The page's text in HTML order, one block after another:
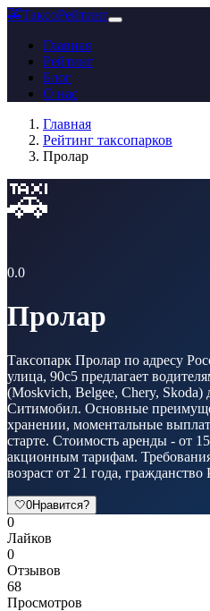
🚕ТаксоРейтинг
Главная
Рейтинг
Блог
О нас
Главная
Рейтинг таксопарков
Пролар
🚕
0.0
Пролар
Таксопарк Пролар по адресу
улица, 90с5 предлагает
(Moskvich, Belgee, Chery,
Ситимобил. Основные
хранении, моментальные
старте. Стоимость аренды - от
акционным тарифам.
возраст от 21 года,
🤍0Нравится?
0
Лайков
0
Отзывов
68
Просмотров